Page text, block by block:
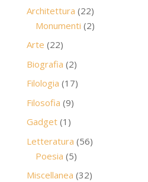
Architettura 2222
prodotti
Monumenti 22
Arte 2222
prodotti
Biografia 22
prodotti
Filologia 1717
Filosofia 99
Gadget 1 1
prodotto
Letteratura 5656
Poesia 55
prodotti
Miscellanea 3232